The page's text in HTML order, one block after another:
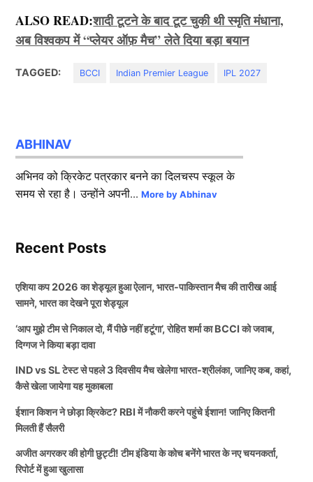
ALSO READ:शादी टूटने के बाद टूट चुकी थी स्मृति मंधाना,
अब विश्वकप में “प्लेयर ऑफ़ मैच” लेते दिया बड़ा बयान
TAGGED: BCCI Indian Premier League IPL 2027
ABHINAV
अभिनव को क्रिकेट पत्रकार बनने का दिलचस्प स्कूल के
समय से रहा है। उन्होंने अपनी...More by Abhinav
Recent Posts
एशिया कप 2026 का शेड्यूल हुआ ऐलान, भारत-पाकिस्तान मैच की तारीख आई
सामने, भारत का देखने पूरा शेड्यूल
‘आप मुझे टीम से निकाल दो, मैं पीछे नहीं हटूंगा’, रोहित शर्मा का BCCI को जवाब,
दिग्गज ने किया बड़ा दावा
IND vs SL टेस्ट से पहले 3 दिवसीय मैच खेलेगा भारत-श्रीलंका, जानिए कब, कहां,
कैसे खेला जायेगा यह मुकाबला
ईशान किशन ने छोड़ा क्रिकेट? RBI में नौकरी करने पहुंचे ईशान! जानिए कितनी
मिलती हैं सैलरी
अजीत अगरकर की होगी छुट्टी! टीम इंडिया के कोच बनेंगे भारत के नए चयनकर्ता,
रिपोर्ट में हुआ खुलासा